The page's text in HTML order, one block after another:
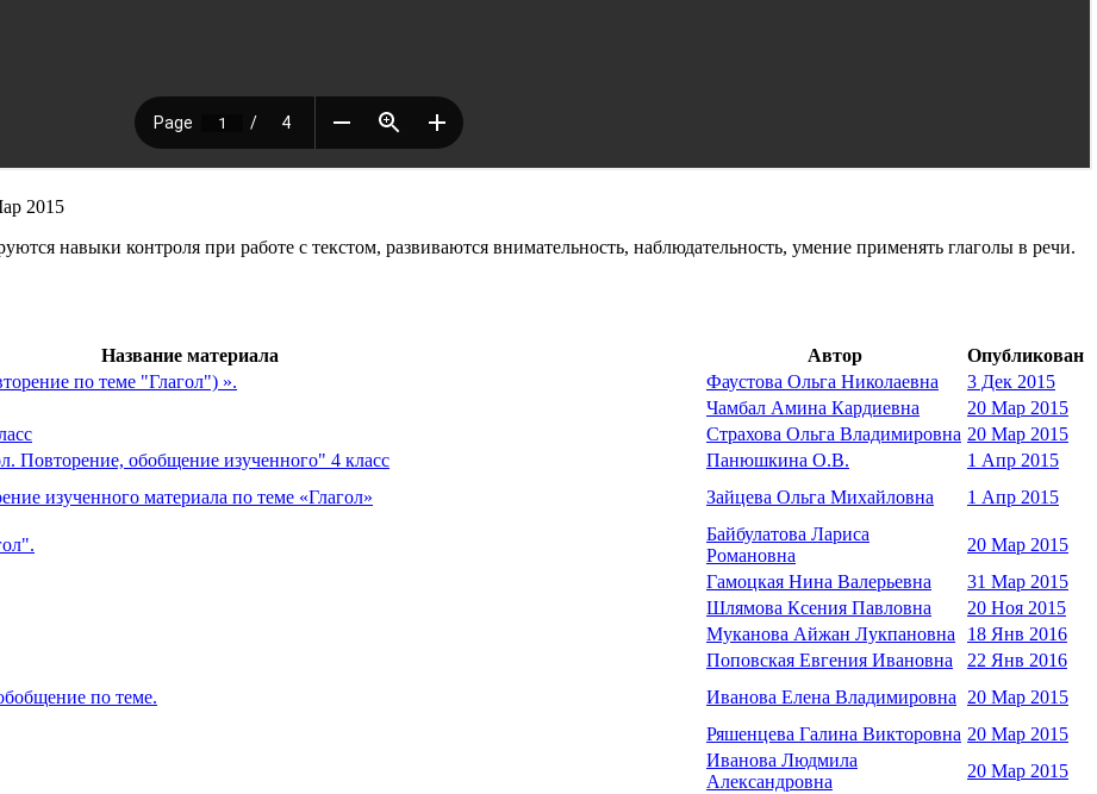
2015
навыки контроля при работе с текстом, развиваются внимательность, наблюдательность, умение применять глаголы в речи.
Название материала Автор
Опубликован
по теме "Глагол") ». Фаустова Ольга Николаевна
3 Дек 2015
Чамбал Амина Кардиевна
20 Мар 2015
Страхова Ольга Владимировна 20 Мар 2015
Повторение, обобщение изученного" 4 класс Панюшкина О.В.
1 Апр 2015
изученного материала по теме «Глагол» Зайцева Ольга Михайловна 1 Апр 2015
Байбулатова Лариса
Романовна
20 Мар 2015
Гамоцкая Нина Валерьевна
31 Мар 2015
Шлямова Ксения Павловна
20 Ноя 2015
Муканова Айжан Лукпановна
18 Янв 2016
Поповская Евгения Ивановна
22 Янв 2016
по теме. Иванова Елена Владимировна
20 Мар 2015
Ряшенцева Галина Викторовна 20 Мар 2015
Иванова Людмила
Александровна
20 Мар 2015